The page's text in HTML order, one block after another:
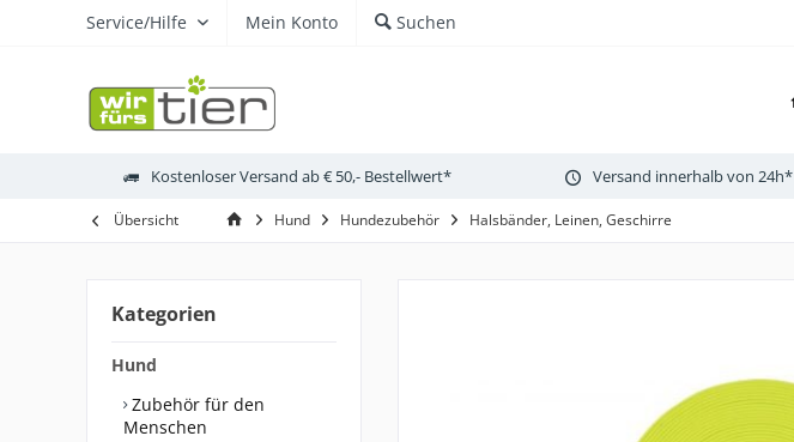
Service/Hilfe Mein Konto Suchen
Kostenloser Versand ab € 50,- Bestellwert* Versand innerhalb von 24h*
Übersicht Hund Hundezubehör Halsbänder, Leinen, Geschirre
Kategorien
Hund
Zubehör für den
Menschen